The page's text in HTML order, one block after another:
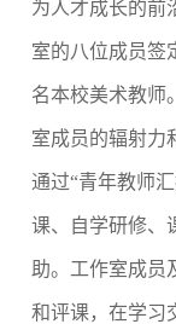
为人才成长的前
室的八位成员签
名本校美术教师
室成员的辐射力
通过“青年教师
课、自学研修、
助。工作室成员
和评课，在学习